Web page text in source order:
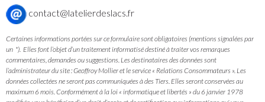
contact@latelierdeslacs.fr
Certaines informations portées sur ce formulaire sont obligatoires (mentions signalées par
un *). Elles font l’objet d’un traitement informatisé destiné à traiter vos remarques
commentaires, demandes ou suggestions. Les destinataires des données sont
l’administrateur du site : Geoffroy Mollier et le service « Relations Consommateurs ». Les
données collectées ne seront pas communiquées à des Tiers. Elles seront conservées au
maximum 6 mois. Conformément à la loi « informatique et libertés » du 6 janvier 1978